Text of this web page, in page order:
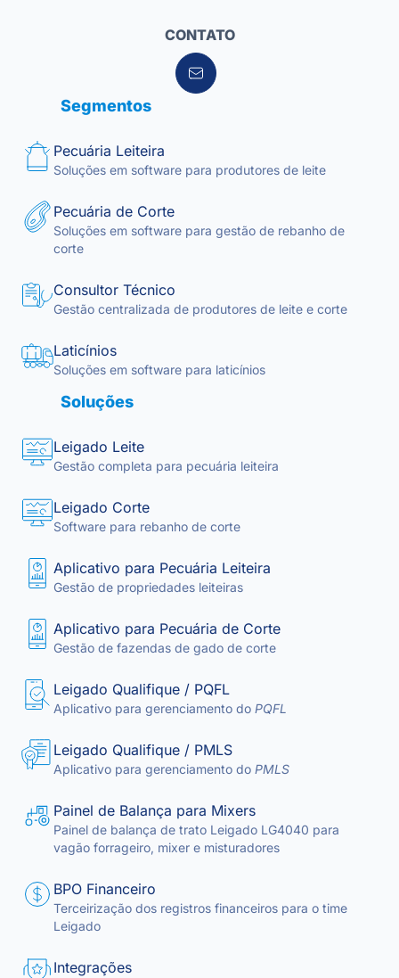
CONTATO
Segmentos
Pecuária Leiteira
Soluções em software para produtores de leite
Pecuária de Corte
Soluções em software para gestão de rebanho de
corte
Consultor Técnico
Gestão centralizada de produtores de leite e corte
Laticínios
Soluções em software para laticínios
Soluções
Leigado Leite
Gestão completa para pecuária leiteira
Leigado Corte
Software para rebanho de corte
Aplicativo para Pecuária Leiteira
Gestão de propriedades leiteiras
Aplicativo para Pecuária de Corte
Gestão de fazendas de gado de corte
Leigado Qualifique / PQFL
Aplicativo para gerenciamento do PQFL
Leigado Qualifique / PMLS
Aplicativo para gerenciamento do PMLS
Painel de Balança para Mixers
Painel de balança de trato Leigado LG4040 para
vagão forrageiro, mixer e misturadores
BPO Financeiro
Terceirização dos registros financeiros para o time
Leigado
Integrações